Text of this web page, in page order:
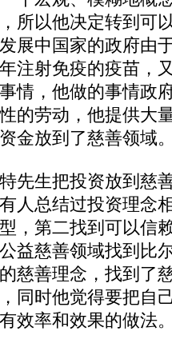
所以他决定转到可
展中国家的政府由
注射免疫的疫苗，
情，他做的事情政
的劳动，他提供大
金放到了慈善领域。
生把投资放到慈善
人总结过投资理念
，第二找到可以信
益慈善领域找到比
慈善理念，找到了
同时他觉得要把自
效率和效果的做法。